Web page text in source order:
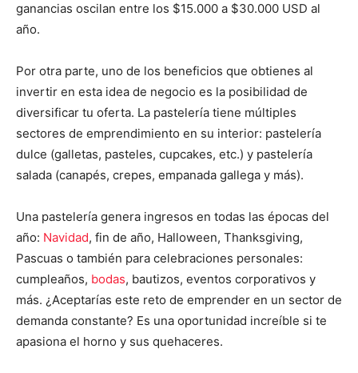
ganancias oscilan entre los $15.000 a $30.000 USD al
año.
Por otra parte, uno de los beneficios que obtienes al
invertir en esta idea de negocio es la posibilidad de
diversificar tu oferta. La pastelería tiene múltiples
sectores de emprendimiento en su interior: pastelería
dulce (galletas, pasteles, cupcakes, etc.) y pastelería
salada (canapés, crepes, empanada gallega y más).
Una pastelería genera ingresos en todas las épocas del
año: Navidad, fin de año, Halloween, Thanksgiving,
Pascuas o también para celebraciones personales:
cumpleaños, bodas, bautizos, eventos corporativos y
más. ¿Aceptarías este reto de emprender en un sector de
demanda constante? Es una oportunidad increíble si te
apasiona el horno y sus quehaceres.